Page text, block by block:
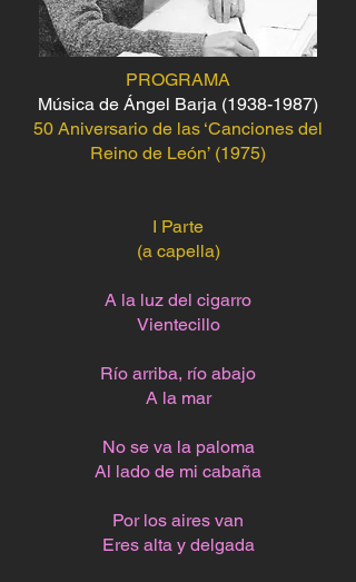
PROGRAMA
Música de Ángel Barja (1938-1987)
50 Aniversario de las ‘Canciones del
Reino de León’ (1975)
I Parte
(a capella)
A la luz del cigarro
Vientecillo
Río arriba, río abajo
A la mar
No se va la paloma
Al lado de mi cabaña
Por los aires van
Eres alta y delgada